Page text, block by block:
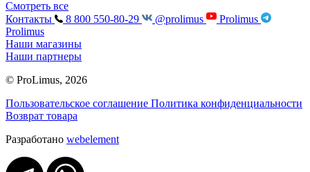
Смотреть все
Контакты
8 800 550-80-29 @prolimus
Prolimus
Prolimus
Наши магазины
Наши партнеры
© ProLimus, 2026
Пользовательское соглашение Политика конфиденциальности
Возврат товара
Разработано webelement